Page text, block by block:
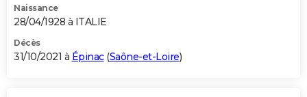
Naissance
28/04/1928 à ITALIE
Décès
31/10/2021 à Épinac(Saône-et-Loire)